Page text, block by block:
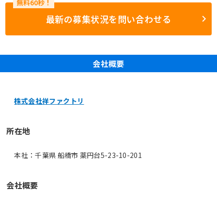
最新の募集状況を問い合わせる
会社概要
株式会社祥ファクトリ
所在地
本社：千葉県 船橋市 薬円台5-23-10-201
会社概要